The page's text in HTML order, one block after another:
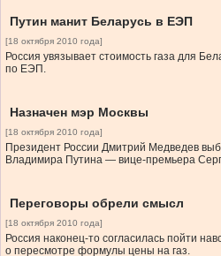
Путин манит Беларусь в ЕЭП
[18 октября 2010 года]
Россия увязывает стоимость газа для
по ЕЭП.
Назначен мэр Москвы
[18 октября 2010 года]
Президент России Дмитрий Медведев
Владимира Путина — вице-премьера
Переговоры обрели смысл
[18 октября 2010 года]
Россия наконец-то согласилась пойти
о пересмотре формулы цены на газ.